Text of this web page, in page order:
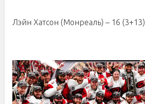
Лэйн Хатсон (Монреаль) – 16 (3+13)